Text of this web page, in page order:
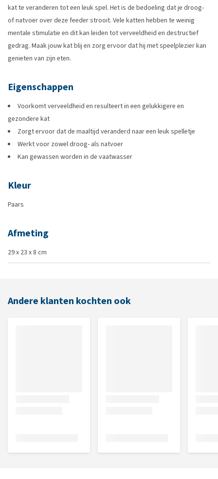
kat te veranderen tot een leuk spel. Het is de bedoeling dat je droog-
of natvoer over deze feeder strooit. Vele katten hebben te weinig
mentale stimulatie en dit kan leiden tot verveeldheid en destructief
gedrag. Maak jouw kat blij en zorg ervoor dat hij met speelplezier kan
genieten van zijn eten.
Eigenschappen
Voorkomt verveeldheid en resulteert in een gelukkigere en
gezondere kat
Zorgt ervoor dat de maaltijd veranderd naar een leuk spelletje
Werkt voor zowel droog- als natvoer
Kan gewassen worden in de vaatwasser
Kleur
Paars
Afmeting
29 x 23 x 8 cm
Andere klanten kochten ook